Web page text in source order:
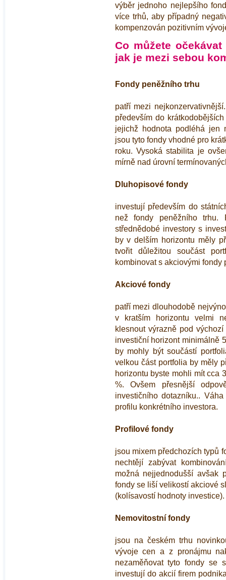
výběr jednoho nejlepšího
více trhů, aby případný
kompenzován pozitivním
Co můžete
jak je mezi sebou
Fondy peněžního trhu
patří mezi
především do
jejichž hodnota podléhá jen
jsou tyto fondy vhodné pro
roku. Vysoká stabilita je
mírně nad úrovní
Dluhopisové fondy
investují především do
než fondy peněžního trhu.
střednědobé investory s
by v delším horizontu měly
tvořit důležitou součást
kombinovat s akciovými fondy
Akciové fondy
patří mezi dlouhodobě
v kratším horizontu velmi
klesnout výrazně pod
investiční horizont minimálně
by mohly být součástí
velkou část portfolia by měly
horizontu byste mohli mít cca
%. Ovšem přesnější
investičního dotazníku..
profilu konkrétního investora.
Profilové fondy
jsou mixem předchozích typů
nechtějí zabývat
možná nejjednodušší avšak
fondy se liší velikostí akciové
(kolísavostí hodnoty investice).
Nemovitostní fondy
jsou na českém trhu
vývoje cen a z pronájmu
nezaměňovat tyto fondy se
investují do akcií firem